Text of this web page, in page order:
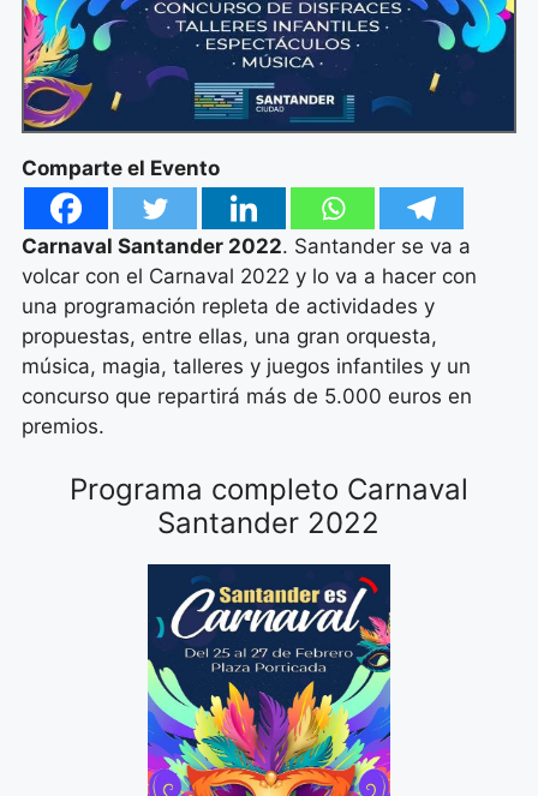
Comparte el Evento
Carnaval Santander 2022. Santander se va a
volcar con el Carnaval 2022 y lo va a hacer con
una programación repleta de actividades y
propuestas, entre ellas, una gran orquesta,
música, magia, talleres y juegos infantiles y un
concurso que repartirá más de 5.000 euros en
premios.
Programa completo Carnaval
Santander 2022